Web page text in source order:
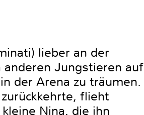
lieber an der
Jungstieren auf
der Arena zu träumen.
flieht
Nina, die ihn